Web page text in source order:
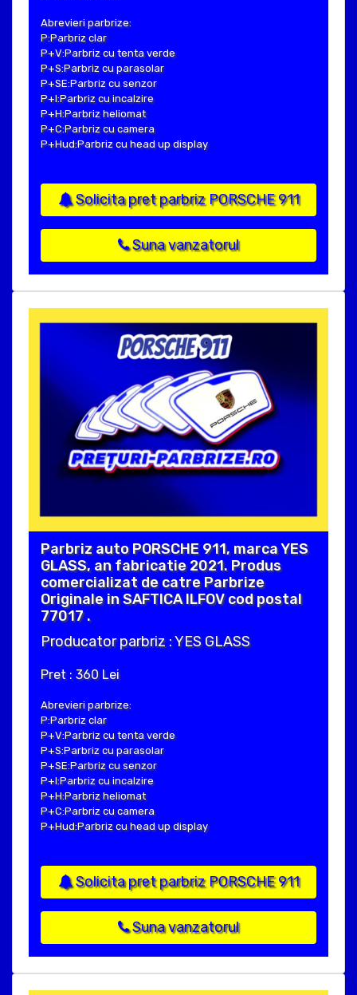
Abrevieri parbrize:
P:Parbriz clar
P+V:Parbriz cu tenta verde
P+S:Parbriz cu parasolar
P+SE:Parbriz cu senzor
P+I:Parbriz cu incalzire
P+H:Parbriz heliomat
P+C:Parbriz cu camera
P+Hud:Parbriz cu head up display
Solicita pret parbriz PORSCHE 911
Suna vanzatorul
Parbriz auto PORSCHE 911, marca YES
GLASS, an fabricatie 2021. Produs
comercializat de catre Parbrize
Originale in SAFTICA ILFOV cod postal
77017 .
Producator parbriz : YES GLASS
Pret : 360 Lei
Abrevieri parbrize:
P:Parbriz clar
P+V:Parbriz cu tenta verde
P+S:Parbriz cu parasolar
P+SE:Parbriz cu senzor
P+I:Parbriz cu incalzire
P+H:Parbriz heliomat
P+C:Parbriz cu camera
P+Hud:Parbriz cu head up display
Solicita pret parbriz PORSCHE 911
Suna vanzatorul